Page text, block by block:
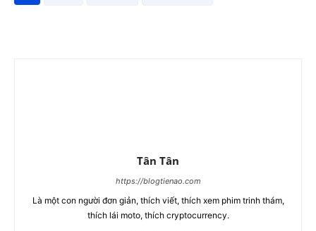
Tân Tân
https://blogtienao.com
Là một con người đơn giản, thích viết, thích xem phim trinh thám,
thích lái moto, thích cryptocurrency.